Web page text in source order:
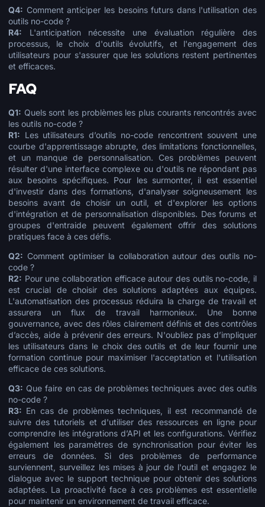
Q4: Comment anticiper les besoins futurs dans l'utilisation des
outils no-code ?
R4: L'anticipation nécessite une évaluation régulière des
processus, le choix d'outils évolutifs, et l'engagement des
utilisateurs pour s'assurer que les solutions restent pertinentes
et efficaces.
FAQ
Q1: Quels sont les problèmes les plus courants rencontrés avec
les outils no-code ?
R1: Les utilisateurs d’outils no-code rencontrent souvent une
courbe d'apprentissage abrupte, des limitations fonctionnelles,
et un manque de personnalisation. Ces problèmes peuvent
résulter d'une interface complexe ou d'outils ne répondant pas
aux besoins spécifiques. Pour les surmonter, il est essentiel
d'investir dans des formations, d'analyser soigneusement les
besoins avant de choisir un outil, et d'explorer les options
d'intégration et de personnalisation disponibles. Des forums et
groupes d'entraide peuvent également offrir des solutions
pratiques face à ces défis.
Q2: Comment optimiser la collaboration autour des outils no-
code ?
R2: Pour une collaboration efficace autour des outils no-code, il
est crucial de choisir des solutions adaptées aux équipes.
L'automatisation des processus réduira la charge de travail et
assurera un flux de travail harmonieux. Une bonne
gouvernance, avec des rôles clairement définis et des contrôles
d’accès, aide à prévenir des erreurs. N'oubliez pas d’impliquer
les utilisateurs dans le choix des outils et de leur fournir une
formation continue pour maximiser l'acceptation et l'utilisation
efficace de ces solutions.
Q3: Que faire en cas de problèmes techniques avec des outils
no-code ?
R3: En cas de problèmes techniques, il est recommandé de
suivre des tutoriels et d'utiliser des ressources en ligne pour
comprendre les intégrations d’API et les configurations. Vérifiez
également les paramètres de synchronisation pour éviter les
erreurs de données. Si des problèmes de performance
surviennent, surveillez les mises à jour de l'outil et engagez le
dialogue avec le support technique pour obtenir des solutions
adaptées. La proactivité face à ces problèmes est essentielle
pour maintenir un environnement de travail efficace.